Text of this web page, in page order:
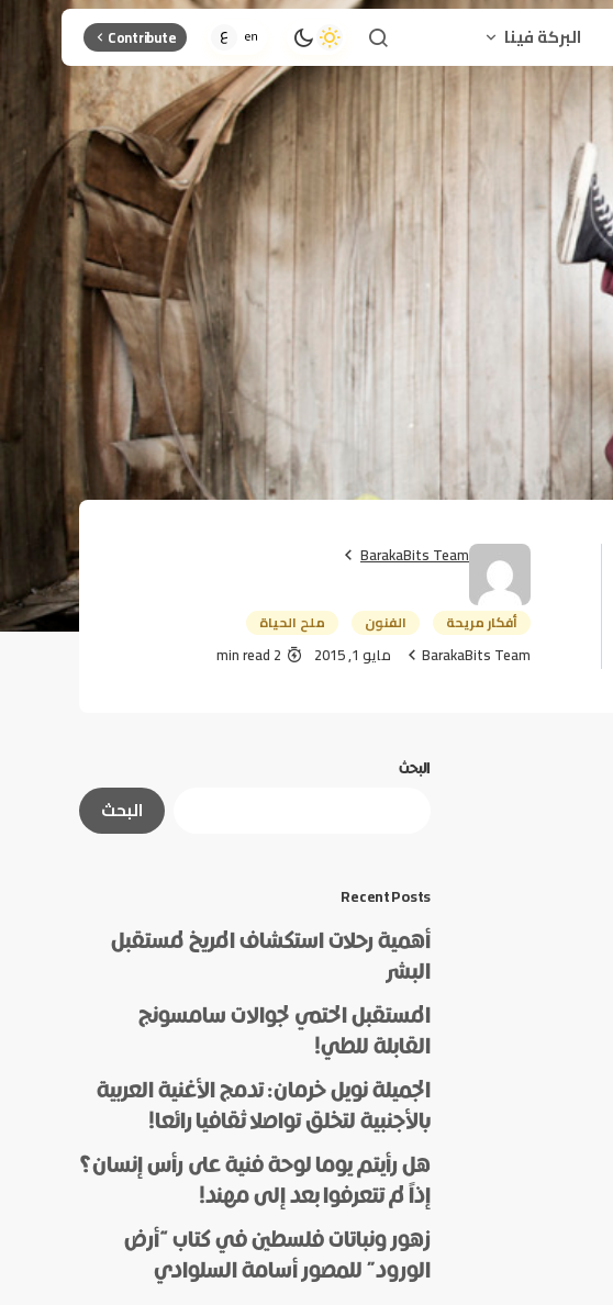
البركة فينا Contribute
BarakaBits Team
أفكار مريحة الفنون ملح الحياة
BarakaBits Team مايو 1, 2015 2 min read
البحث
البحث
Recent Posts
أهمية رحلات استكشاف المريخ لمستقبل
البشر
المستقبل الحتمي لجوالات سامسونج
القابلة للطي!
الجميلة نويل خرمان: تدمج الأغنية العربية
بالأجنبية لتخلق تواصلا ثقافيا رائعا!
هل رأيتم يوما لوحة فنية على رأس إنسان؟
إذاً لم تتعرفوا بعد إلى مهند!
زهور ونباتات فلسطين في كتاب “أرض
الورود” للمصور أسامة السلوادي